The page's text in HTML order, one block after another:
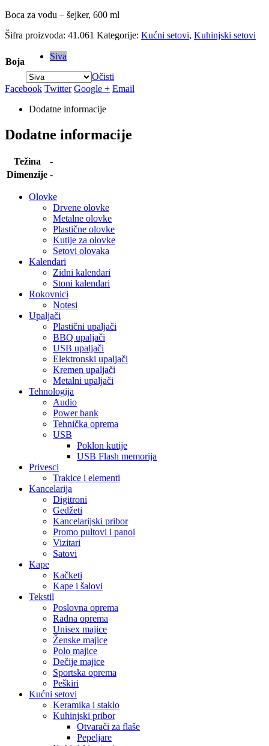
Boca za vodu – šejker, 600 ml
Šifra proizvoda: 41.061 Kategorije: Kućni setovi, Kuhinjski setovi
Boja
Siva
Očisti
Facebook Twitter Google + Email
Dodatne informacije
Dodatne informacije
Težina
-
Dimenzije -
Olovke
Drvene olovke
Metalne olovke
Plastične olovke
Kutije za olovke
Setovi olovaka
Kalendari
Zidni kalendari
Stoni kalendari
Rokovnici
Notesi
Upaljači
Plastični upaljači
BBQ upaljači
USB upaljači
Elektronski upaljači
Kremen upaljači
Metalni upaljači
Tehnologija
Audio
Power bank
Tehnička oprema
USB
Poklon kutije
USB Flash memorija
Privesci
Trakice i elementi
Kancelarija
Digitroni
Gedžeti
Kancelarijski pribor
Promo pultovi i panoi
Vizitari
Satovi
Kape
Kačketi
Kape i šalovi
Tekstil
Poslovna oprema
Radna oprema
Unisex majice
Ženske majice
Polo majice
Dečije majice
Sportska oprema
Peškiri
Kućni setovi
Keramika i staklo
Kuhinjski pribor
Otvarači za flaše
Pepeljare